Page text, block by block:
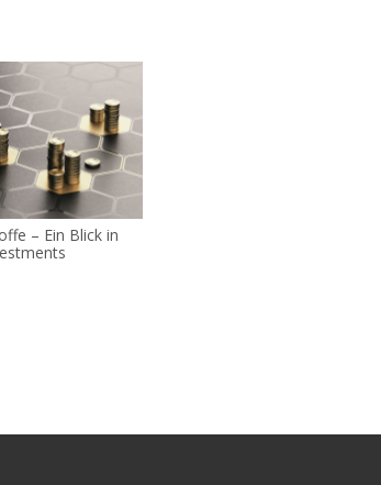
– Ein Blick in